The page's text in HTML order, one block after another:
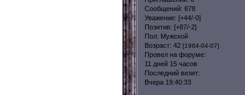
Сообщений: 878
Уважение: [+44/-0]
Позитив: [+87/-2]
Пол: Мужской
Возраст: 42 [1984-04-07]
Провел на форуме:
11 дней 15 часов
Последний визит:
Вчера 19:40:33